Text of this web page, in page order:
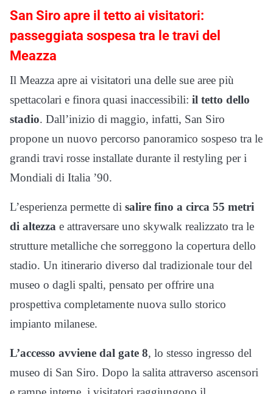
San Siro apre il tetto ai visitatori:
passeggiata sospesa tra le travi del
Meazza
Il Meazza apre ai visitatori una delle sue aree più
spettacolari e finora quasi inaccessibili: il tetto dello
stadio. Dall’inizio di maggio, infatti, San Siro
propone un nuovo percorso panoramico sospeso tra le
grandi travi rosse installate durante il restyling per i
Mondiali di Italia ’90.
L’esperienza permette di salire fino a circa 55 metri
di altezza e attraversare uno skywalk realizzato tra le
strutture metalliche che sorreggono la copertura dello
stadio. Un itinerario diverso dal tradizionale tour del
museo o dagli spalti, pensato per offrire una
prospettiva completamente nuova sullo storico
impianto milanese.
L’accesso avviene dal gate 8, lo stesso ingresso del
museo di San Siro. Dopo la salita attraverso ascensori